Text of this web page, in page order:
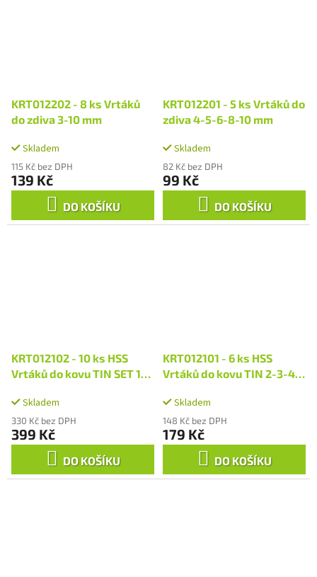
KRT012202 - 8 ks Vrtáků
do zdiva 3-10 mm
Skladem
115 Kč bez DPH
139 Kč
DO KOŠÍKU
KRT012201 - 5 ks Vrtáků do
zdiva 4-5-6-8-10 mm
Skladem
82 Kč bez DPH
99 Kč
DO KOŠÍKU
KRT012102 - 10 ks HSS
Vrtáků do kovu TIN SET 1-
Skladem
330 Kč bez DPH
399 Kč
DO KOŠÍKU
KRT012101 - 6 ks HSS
Vrtáků do kovu TIN 2-3-4-
Skladem
148 Kč bez DPH
179 Kč
DO KOŠÍKU